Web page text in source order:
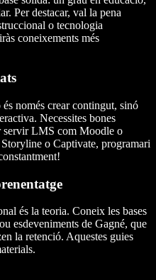
Per destacar, val la pena
o tecnologia
coneixements més
només crear contingut, sinó
Necessites bones
servir LMS com Moodle o
o Captivate, programari
és la teoria. Coneix les bases
esdeveniments de Gagné, que
la retenció. Aquestes guies